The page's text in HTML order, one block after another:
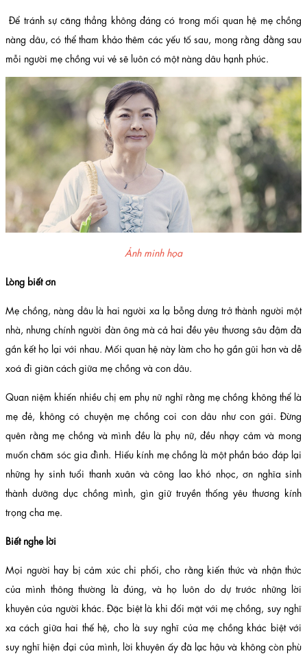
Để tránh sự căng thẳng không đáng có trong mối quan hệ mẹ chồng
nàng dâu, có thể tham khảo thêm các yếu tố sau, mong rằng đằng sau
mỗi người mẹ chồng vui vẻ sẽ luôn có một nàng dâu hạnh phúc.
Ảnh minh họa
Lòng biết ơn
Mẹ chồng, nàng dâu là hai người xa lạ bỗng dưng trở thành người một
nhà, nhưng chính người đàn ông mà cả hai đều yêu thương sâu đậm đã
gắn kết họ lại với nhau. Mối quan hệ này làm cho họ gần gũi hơn và dễ
xoá đi giãn cách giữa mẹ chồng và con dâu.
Quan niệm khiến nhiều chị em phụ nữ nghĩ rằng mẹ chồng không thể là
mẹ đẻ, không có chuyện mẹ chồng coi con dâu như con gái. Đừng
quên rằng mẹ chồng và mình đều là phụ nữ, đều nhạy cảm và mong
muốn chăm sóc gia đình. Hiếu kính mẹ chồng là một phần báo đáp lại
những hy sinh tuổi thanh xuân và công lao khó nhọc, ơn nghĩa sinh
thành dưỡng dục chồng mình, gìn giữ truyền thống yêu thương kính
trọng cha mẹ.
Biết nghe lời
Mọi người hay bị cảm xúc chi phối, cho rằng kiến ​​thức và nhận thức
của mình thông thường là đúng, và họ luôn do dự trước những lời
khuyên của người khác. Đặc biệt là khi đối mặt với mẹ chồng, suy nghĩ
xa cách giữa hai thế hệ, cho là suy nghĩ của mẹ chồng khác biệt với
suy nghĩ hiện đại của mình, lời khuyên ấy đã lạc hậu và không còn phù